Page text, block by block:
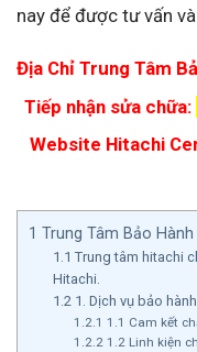
nay để được tư vấn
Địa Chỉ Trung Tâm
Tiếp nhận sửa chữa:
Website Hitachi
1 Trung Tâm Bảo
1.1 Trung tâm hitachi
Hitachi.
1.21. Dịch vụ bảo
1.2.1 1.1 Cam kết
1.2.21.2 Linh kiện